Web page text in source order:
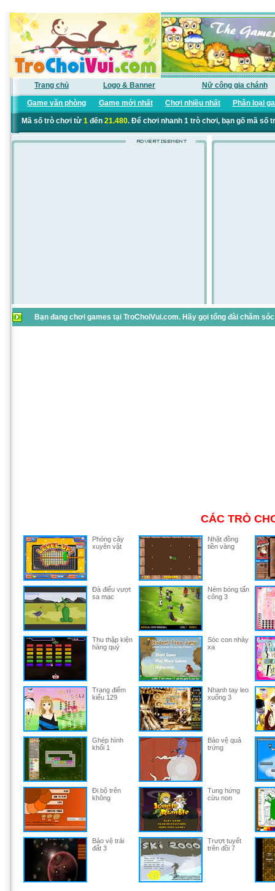
Trang chủ Logo & Banner Nữ công gia chánh
Game văn phòng Game mới nhất Chơi nhiều nhất Phân loại
Mã số trò chơi từ 1đến 21.480. Để chơi nhanh 1 trò chơi, bạn gõ mã số
Bạn đang chơi games tại TroChoiVui.com. Hãy gọi tổng đài chăm
CÁC TRÒ
Phóng cây
xuyên vật
Nhặt đồng
tiền vàng
Đà điểu vượt
sa mạc
Ném bóng tấn
công 3
Thu thập kiện
hàng quý
Sóc con nhảy
xa
Trang điểm
kiểu 129
Nhanh tay leo
xuống 3
Ghép hình
khối 1
Bảo vệ quả
trứng
Đi bộ trên
không
Tung hứng
cừu non
Bảo vệ trái
đất 3
Trượt tuyết
trên đồi 7